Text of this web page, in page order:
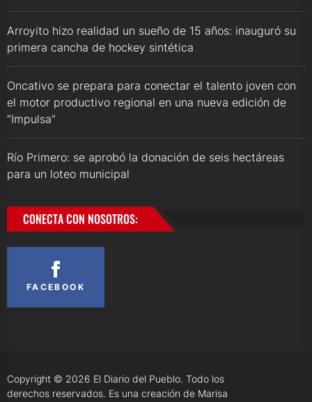
Arroyito hizo realidad un sueño de 15 años: inauguró su
primera cancha de hockey sintética
Oncativo se prepara para conectar el talento joven con
el motor productivo regional en una nueva edición de
“Impulsa”
Río Primero: se aprobó la donación de seis hectáreas
para un loteo municipal
CONECTA CON NOSOTROS:
FACEBOOK
Copyright © 2026 El Diario del Pueblo. Todo los
derechos reservados. Es una creación de Marisa